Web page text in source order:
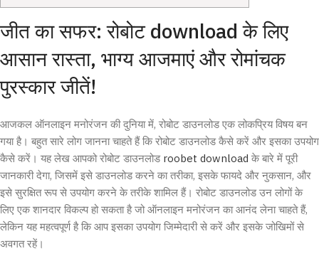
जीत का सफर: रोबोट download के लिए
आसान रास्ता, भाग्य आजमाएं और रोमांचक
पुरस्कार जीतें!
आजकल ऑनलाइन मनोरंजन की दुनिया में, रोबोट डाउनलोड एक लोकप्रिय विषय बन
गया है। बहुत सारे लोग जानना चाहते हैं कि रोबोट डाउनलोड कैसे करें और इसका उपयोग
कैसे करें। यह लेख आपको रोबोट डाउनलोडroobet download के बारे में पूरी
जानकारी देगा, जिसमें इसे डाउनलोड करने का तरीका, इसके फायदे और नुकसान, और
इसे सुरक्षित रूप से उपयोग करने के तरीके शामिल हैं। रोबोट डाउनलोड उन लोगों के
लिए एक शानदार विकल्प हो सकता है जो ऑनलाइन मनोरंजन का आनंद लेना चाहते हैं,
लेकिन यह महत्वपूर्ण है कि आप इसका उपयोग जिम्मेदारी से करें और इसके जोखिमों से
अवगत रहें।